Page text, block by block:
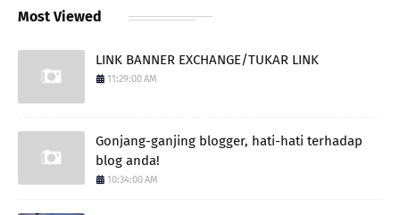
Most Viewed
LINK BANNER EXCHANGE/TUKAR LINK
11:29:00 AM
Gonjang-ganjing blogger, hati-hati terhadap
blog anda!
10:34:00 AM